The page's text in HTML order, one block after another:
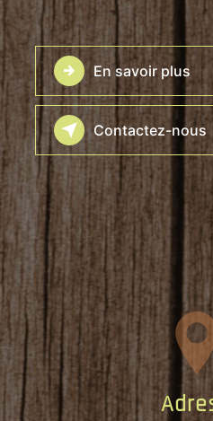
En savoir plus
Contactez-nous